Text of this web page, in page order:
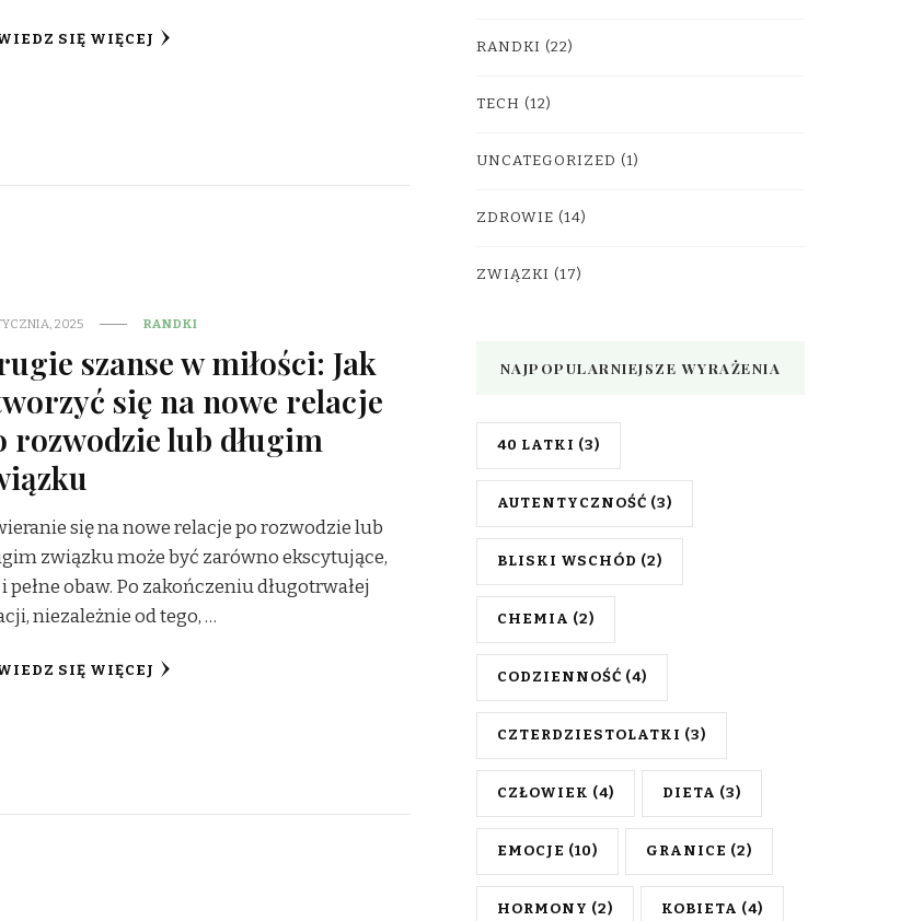
SIĘ WIĘCEJ
2025 RANDKI
szanse w miłości: Jak
się na nowe relacje
rozwodzie lub długim
się na nowe relacje po rozwodzie lub
związku może być zarówno ekscytujące,
pełne obaw. Po zakończeniu długotrwałej
niezależnie od tego, …
SIĘ WIĘCEJ
RANDKI (22)
TECH (12)
UNCATEGORIZED (1)
ZDROWIE (14)
ZWIĄZKI (17)
NAJPOPULARNIEJSZE WYRAŻENIA
40 LATKI (3)
AUTENTYCZNOŚĆ (3)
BLISKI WSCHÓD (2)
CHEMIA (2)
CODZIENNOŚĆ (4)
CZTERDZIESTOLATKI (3)
CZŁOWIEK (4) DIETA (3)
EMOCJE (10) GRANICE (2)
HORMONY (2) KOBIETA (4)